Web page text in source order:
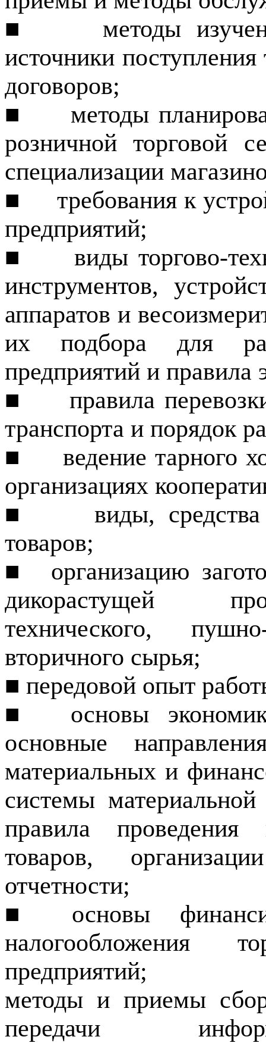
■
методы
источники
договоров;
■
методы
розничной торговой
специализации
■
требования к
предприятий;
■
виды торгово-
инструментов,
аппаратов и
их подбора для
предприятий и правила
■
правила
транспорта и порядок
■
ведение тарного
организациях
■
виды,
товаров;
■
организацию
дикорастущей
технического,
вторичного сы­рья;
■ передовой опыт
■
основы
основные
материальных и
системы
правила
товаров,
отчетности;
■ основы
налогообложения
предприятий;
методы и приемы
передачи